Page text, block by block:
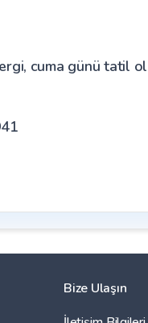
cuma günü tatil
Bize Ulaşın